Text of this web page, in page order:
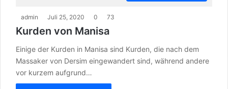
admin Juli 25, 2020 0 73
Kurden von Manisa
Einige der Kurden in Manisa sind Kurden, die nach dem
Massaker von Dersim eingewandert sind, während andere
vor kurzem aufgrund…